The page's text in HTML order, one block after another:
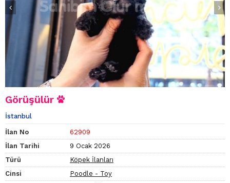
Görüşülür
İstanbul
İlan No
62909
İlan Tarihi
9 Ocak 2026
Türü
Köpek İlanları
Cinsi
Poodle - Toy